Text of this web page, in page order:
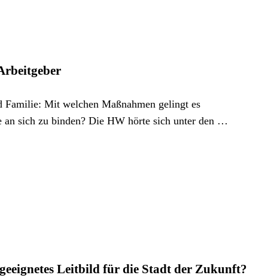
Mit welchen Maßnahmen gelingt es
an sich zu binden? Die HW hörte sich unter den …
Leitbild für die Stadt der Zukunft?